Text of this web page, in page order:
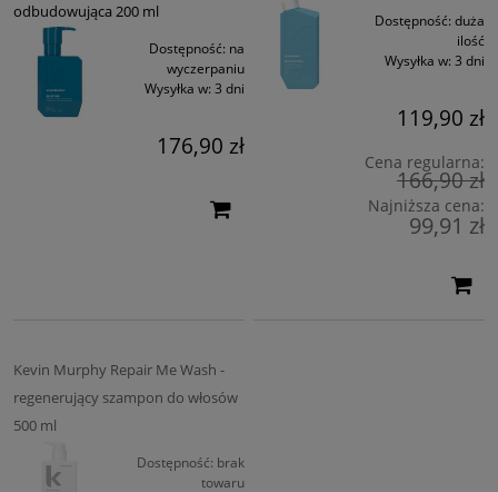
odbudowująca 200 ml
Dostępność: na
wyczerpaniu
Wysyłka w: 3 dni
176,90 zł
Dostępność: duża
ilość
Wysyłka w: 3 dni
119,90 zł
Cena regularna:
166,90 zł
Najniższa cena:
99,91 zł
Kevin Murphy Repair Me Wash -
regenerujący szampon do włosów
500 ml
Dostępność: brak
towaru